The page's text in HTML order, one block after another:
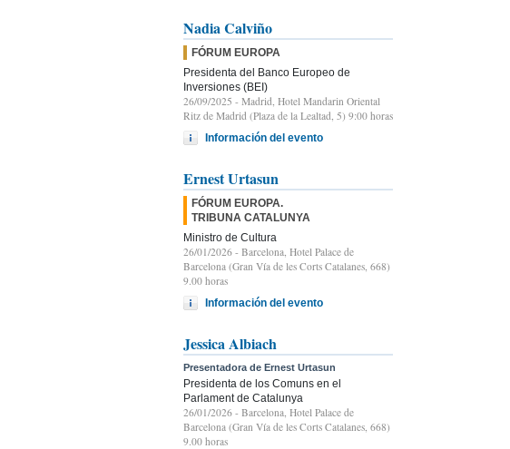
Nadia Calviño
FÓRUM EUROPA
Presidenta del Banco Europeo de
Inversiones (BEI)
26/09/2025 - Madrid, Hotel Mandarin Oriental
Ritz de Madrid (Plaza de la Lealtad, 5) 9:00 horas
Información del evento
Ernest Urtasun
FÓRUM EUROPA.
TRIBUNA CATALUNYA
Ministro de Cultura
26/01/2026 - Barcelona, Hotel Palace de
Barcelona (Gran Vía de les Corts Catalanes, 668)
9.00 horas
Información del evento
Jessica Albiach
Presentadora de Ernest Urtasun
Presidenta de los Comuns en el
Parlament de Catalunya
26/01/2026 - Barcelona, Hotel Palace de
Barcelona (Gran Vía de les Corts Catalanes, 668)
9.00 horas